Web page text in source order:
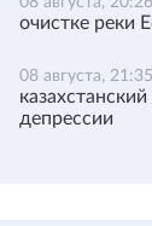
очистке реки
08 августа, 21:35
депрессии